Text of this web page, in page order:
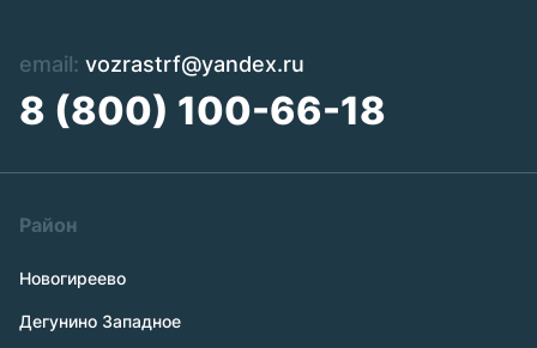
email: vozrastrf@yandex.ru
8 (800) 100-66-18
Район
Новогиреево
Дегунино Западное